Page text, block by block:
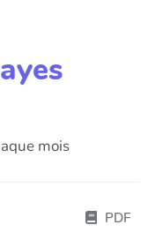
mois
PDF